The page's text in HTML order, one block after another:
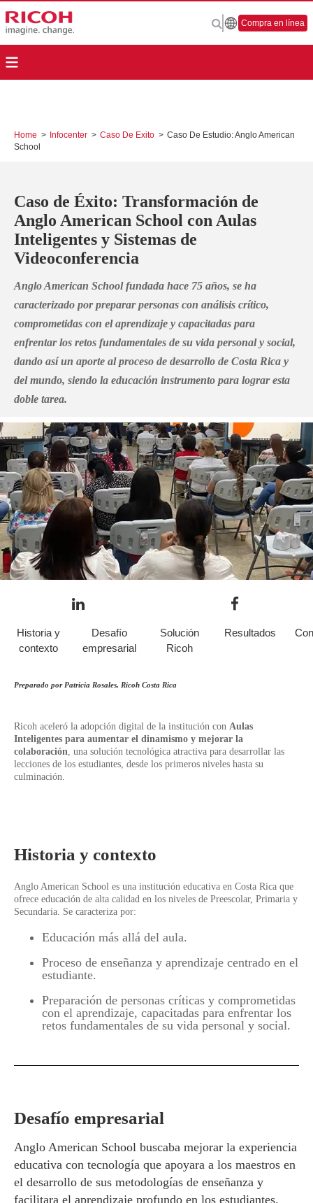
Compra en línea
Home > Infocenter > Caso De Exito > Caso De Estudio: Anglo American
School
Caso de Éxito: Transformación de
Anglo American School con Aulas
Inteligentes y Sistemas de
Videoconferencia
Anglo American School fundada hace 75 años, se ha
caracterizado por preparar personas con análisis crítico,
comprometidas con el aprendizaje y capacitadas para
enfrentar los retos fundamentales de su vida personal y social,
dando así un aporte al proceso de desarrollo de Costa Rica y
del mundo, siendo la educación instrumento para lograr esta
doble tarea.
Historia y
contexto
Desafío
empresarial
Solución
Ricoh
Resultados
Preparado por Patricia Rosales, Ricoh Costa Rica
Ricoh aceleró la adopción digital de la institución con Aulas
Inteligentes para aumentar el dinamismo y mejorar la
colaboración, una solución tecnológica atractiva para desarrollar las
lecciones de los estudiantes, desde los primeros niveles hasta su
culminación.
Historia y contexto
Anglo American School es una institución educativa en Costa Rica que
ofrece educación de alta calidad en los niveles de Preescolar, Primaria y
Secundaria. Se caracteriza por:
Educación más allá del aula.
Proceso de enseñanza y aprendizaje centrado en el
estudiante.
Preparación de personas críticas y comprometidas
con el aprendizaje, capacitadas para enfrentar los
retos fundamentales de su vida personal y social.
Desafío empresarial
Anglo American School buscaba mejorar la experiencia
educativa con tecnología que apoyara a los maestros en
el desarrollo de sus metodologías de enseñanza y
facilitara el aprendizaje profundo en los estudiantes.